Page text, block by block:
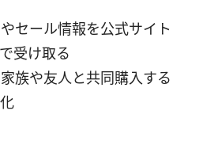
セール情報を公式サイト
受け取る
族や友人と共同購入する